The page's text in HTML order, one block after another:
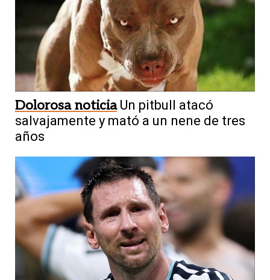
Dolorosa noticia Un pitbull atacó
salvajamente y mató a un nene de tres
años